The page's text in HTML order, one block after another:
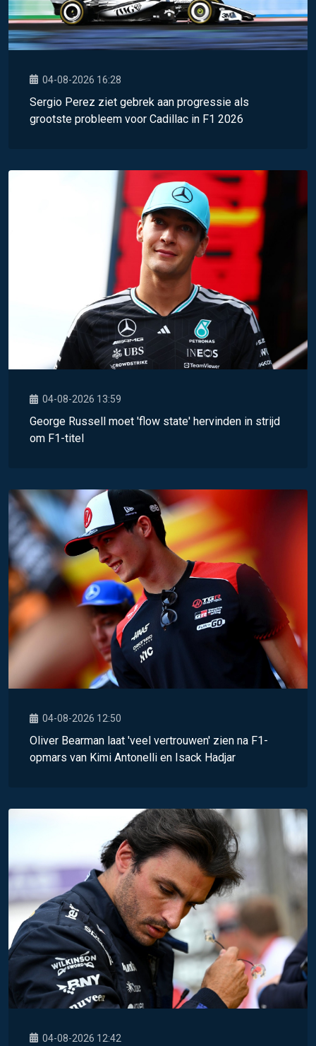
04-08-2026 16:28
Sergio Perez ziet gebrek aan progressie als
grootste probleem voor Cadillac in F1 2026
04-08-2026 13:59
George Russell moet 'flow state' hervinden in strijd
om F1-titel
04-08-2026 12:50
Oliver Bearman laat 'veel vertrouwen' zien na F1-
opmars van Kimi Antonelli en Isack Hadjar
04-08-2026 12:42